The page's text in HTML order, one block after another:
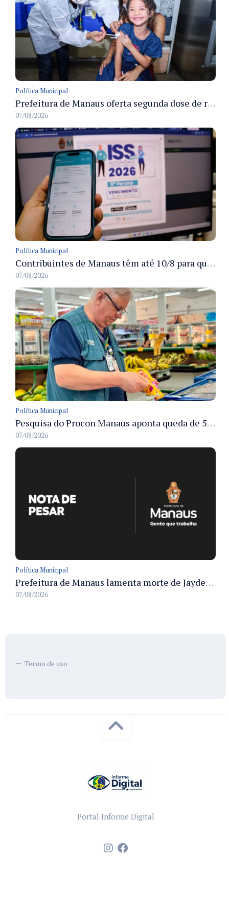
Política Municipal
Prefeitura de Manaus oferta segunda dose de reforço da vacina contra a poliomielite para crianças de 4 anos durante Campanha de Multivacinação 2026
07/08/2026
Política Municipal
Contribuintes de Manaus têm até 10/8 para quitar a oitava parcela do ISS Fixo 2026 com desconto disponível
07/08/2026
Política Municipal
Pesquisa do Procon Manaus aponta queda de 5,18% no valor médio da cesta básica em agosto
07/08/2026
Política Municipal
Prefeitura de Manaus lamenta morte de Jayder Rego do Nascimento e informa velório na cidade
07/08/2026
Termo de uso
Portal Informe Digital